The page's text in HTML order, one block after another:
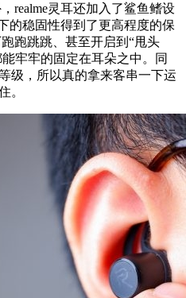
realme灵耳还加入了鲨鱼鳍设
的稳固性得到了更高程度的保
跑跳跳、甚至开启到“甩头
牢牢的固定在耳朵之中。同
级，所以真的拿来客串一下运
。